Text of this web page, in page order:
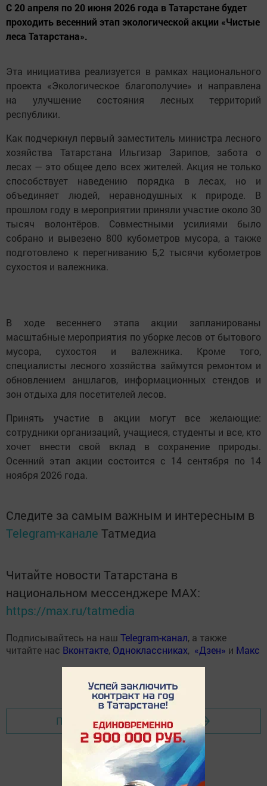
С 20 апреля по 20 июня 2026 года в Татарстане будет
проходить весенний этап экологической акции «Чистые
леса Татарстана».
Эта инициатива реализуется в рамках национального
проекта «Экологическое благополучие» и направлена
на улучшение состояния лесных территорий
республики.
Как подчеркнул первый заместитель министра лесного
хозяйства Татарстана Ильгизар Зарипов, забота о
лесах — это общее дело всех жителей. Акция не только
способствует наведению порядка в лесах, но и
объединяет людей, неравнодушных к природе. В
прошлом году в мероприятии приняли участие около 30
тысяч волонтёров. Совместными усилиями было
собрано и вывезено 800 кубометров мусора, а также
подготовлено к перегниванию 5,2 тысячи кубометров
сухостоя и валежника.
В ходе весеннего этапа акции запланированы
масштабные мероприятия по уборке лесов от бытового
мусора, сухостоя и валежника. Кроме того,
специалисты лесного хозяйства займутся ремонтом и
обновлением аншлагов, информационных стендов и
зон отдыха для посетителей лесов.
Принять участие в акции могут все желающие:
сотрудники организаций, учащиеся, студенты и все, кто
хочет внести свой вклад в сохранение природы.
Осенний этап акции состоится с 14 сентября по 14
ноября 2026 года.
Следите за самым важным и интересным в
Telegram-канале Татмедиа
Читайте новости Татарстана в
национальном мессенджере MАХ:
https://max.ru/tatmedia
Подписывайтесь на наш Telegram-канал, а также
читайте нас Вконтакте, Одноклассниках, «Дзен» и Макс
Перейти на страницу новости